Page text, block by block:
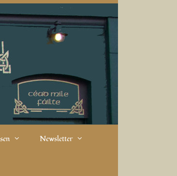
Newsletter